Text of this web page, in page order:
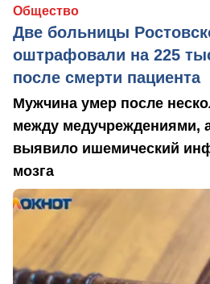
Общество
Две больницы
оштрафовали на 225
после смерти пациента
Мужчина умер после
между медучреждениями,
выявило ишемический
мозга